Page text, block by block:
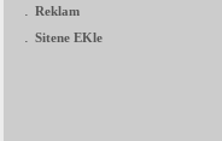
. Reklam
. Sitene EKle